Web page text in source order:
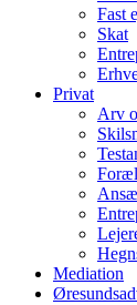
Fast
Skat
Privat
Arv
Mediation